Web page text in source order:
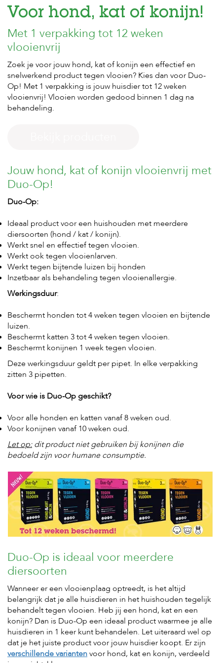
o
m
e
F
o
l
d
e
r
e
n
K
a
t
e
n
K
n
a
a
g
i
e
r
e
n
V
o
e
s
V
i
s
s
e
B
o
e
e
r
i
j
B
l
o
g
W
i
n
k
Voor hond, kat of konijn!
Met 1 verpakking tot 12 weken
vlooienvrij
Zoek je voor jouw hond, kat of konijn een effectief en
snelwerkend product tegen vlooien? Kies dan voor Duo-
Op! Met 1 verpakking is jouw huisdier tot 12 weken
vlooienvrij! Vlooien worden gedood binnen 1 dag na
behandeling.
Jouw hond, kat of konijn vlooienvrij met
Duo-Op!
Duo-Op:
Ideaal product voor een huishouden met meerdere
diersoorten (hond / kat / konijn).
Werkt snel en effectief tegen vlooien.
Werkt ook tegen vlooienlarven.
Werkt tegen bijtende luizen bij honden
Inzetbaar als behandeling tegen vlooienallergie.
Werkingsduur:
Beschermt honden tot 4 weken tegen vlooien en bijtende
luizen.
Beschermt katten 3 tot 4 weken tegen vlooien.
Beschermt konijnen 1 week tegen vlooien.
Deze werkingsduur geldt per pipet. In elke verpakking
zitten 3 pipetten.
Voor wie is Duo-Op geschikt?
Voor alle honden en katten vanaf 8 weken oud.
Voor konijnen vanaf 10 weken oud.
Let op:dit product niet gebruiken bij konijnen die
bedoeld zijn voor humane consumptie.
Duo-Op is ideaal voor meerdere
diersoorten
Wanneer er een vlooienplaag optreedt, is het altijd
belangrijk dat je alle huisdieren in het huishouden tegelijk
behandelt tegen vlooien. Heb jij een hond, kat en een
konijn? Dan is Duo-Op een ideaal product waarmee je alle
huisdieren in 1 keer kunt behandelen. Let uiteraard wel op
dat je het juiste product voor jouw huisdier koopt. Er zijn
verschillende variantenvoor hond, kat en konijn, verdeeld